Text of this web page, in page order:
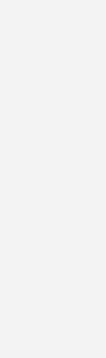
ist
0,7 % im
Arbeitsgruppe für
Fassade (VFF).
des
Dr. Alexander
Stand der EnEV
für den